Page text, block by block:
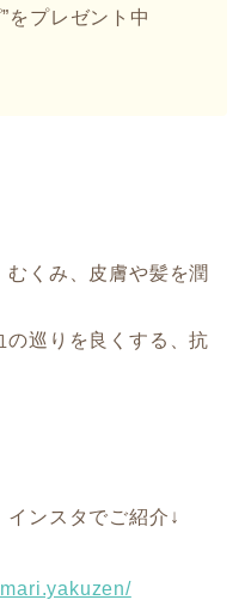
をプレゼント中
くみ、皮膚や髪を潤
巡りを良くする、抗
ンスタでご紹介↓